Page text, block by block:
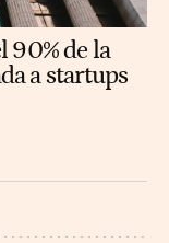
90% de la
a startups